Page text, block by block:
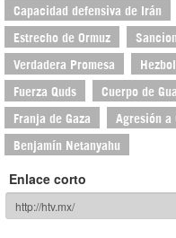
Capacidad defensiva de Irán
Estrecho de Ormuz
Verdadera Promesa
Fuerza Quds Cuerpo de
Franja de Gaza Agresión a
Benjamín Netanyahu
Enlace corto